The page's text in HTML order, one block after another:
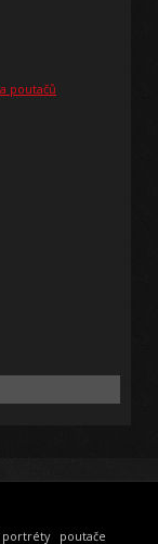
poutačů
portréty poutače